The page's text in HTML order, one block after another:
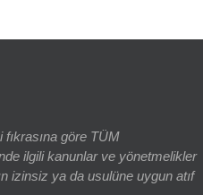
göre TÜM
ilgili kanunlar ve yönetmelikler
izinsiz ya da usulüne uygun atıf